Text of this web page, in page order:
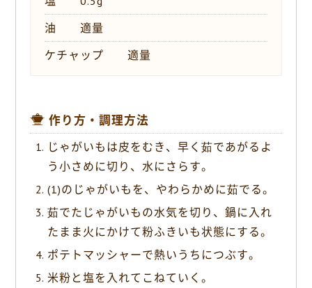
油 適量
ケチャップ 適量
作り方・調理方法
じゃがいもは皮をむき、早く茹であがるよ
う小さめに切り、水にさらす。
(1)のじゃがいもを、やわらかめに茹でる。
茹でたじゃがいもの水気を切り、鍋に入れ
たまま火にかけて粉ふきいも状態にする。
ポテトマッシャーで熱いうちにつぶす。
米粉と塩を入れてこねていく。